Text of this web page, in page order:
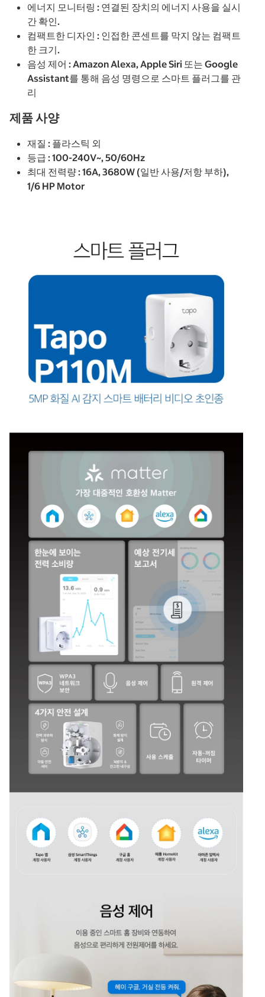
에너지 모니터링 : 연결된 장치의 에너지 사용을 실시
간 확인.
컴팩트한 디자인 : 인접한 콘센트를 막지 않는 컴팩트
한 크기.
음성 제어 : Amazon Alexa, Apple Siri 또는 Google
Assistant를 통해 음성 명령으로 스마트 플러그를 관
리
제품 사양
재질 : 플라스틱 외
등급 : 100-240V~, 50/60Hz
최대 전력량 : 16A, 3680W (일반 사용/저항 부하),
1/6 HP Motor